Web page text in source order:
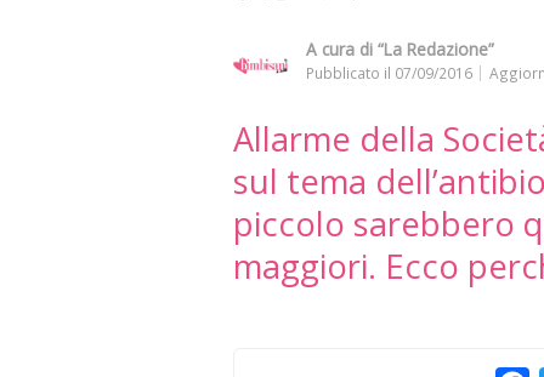
A cura di “La Redazione”
Pubblicato il 07/09/2016
Allarme della
sul tema
piccolo sarebbero
maggiori. Ecco